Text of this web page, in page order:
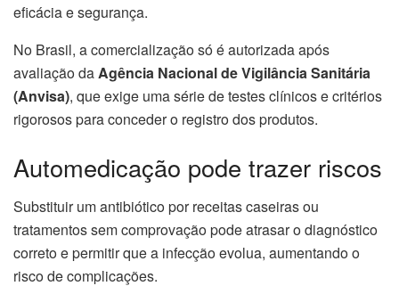
eficácia e segurança.
No Brasil, a comercialização só é autorizada após
avaliação daAgência Nacional de Vigilância Sanitária
(Anvisa), que exige uma série de testes clínicos e critérios
rigorosos para conceder o registro dos produtos.
Automedicação pode trazer riscos
Substituir um antibiótico por receitas caseiras ou
tratamentos sem comprovação pode atrasar o diagnóstico
correto e permitir que a infecção evolua, aumentando o
risco de complicações.